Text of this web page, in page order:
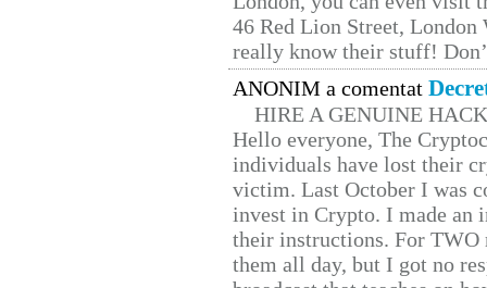
46 Red Lion Street, London
really know their stuff!
ANONIM a comentat
HIRE A GENUINE
Hello everyone, The
individuals have lost their
victim. Last October I was
invest in Crypto. I made
their instructions. For TWO
them all day, but I got no